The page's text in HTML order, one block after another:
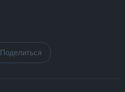
Поделиться